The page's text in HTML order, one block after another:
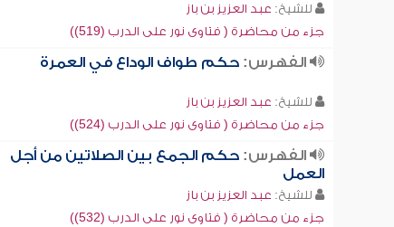
للشيخ: عبد العزيز بن باز
جزء من محاضرة ( فتاوى نور على الدرب (519))
الفهرس:حكم طواف الوداع في العمرة
للشيخ: عبد العزيز بن باز
جزء من محاضرة ( فتاوى نور على الدرب (524))
الفهرس:حكم الجمع بين الصلاتين من أجل
العمل
للشيخ: عبد العزيز بن باز
جزء من محاضرة ( فتاوى نور على الدرب (532))